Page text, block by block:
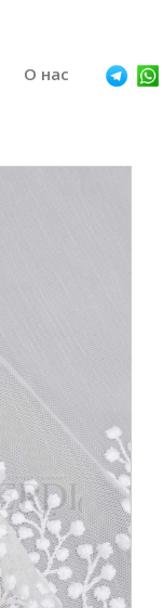
О нас